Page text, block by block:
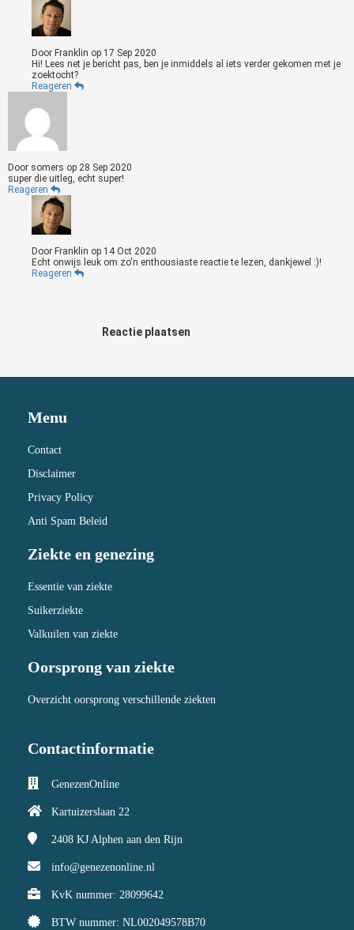
Door Franklin op 17 Sep 2020
Hi! Lees net je bericht pas, ben je inmiddels al iets verder gekomen met je
zoektocht?
Reageren
Door somers op 28 Sep 2020
super die uitleg, echt super!
Reageren
Door Franklin op 14 Oct 2020
Echt onwijs leuk om zo'n enthousiaste reactie te lezen, dankjewel :)!
Reageren
Reactie plaatsen
Menu
Contact
Disclaimer
Privacy Policy
Anti Spam Beleid
Ziekte en genezing
Essentie van ziekte
Suikerziekte
Valkuilen van ziekte
Oorsprong van ziekte
Overzicht oorsprong verschillende ziekten
Contactinformatie
GenezenOnline
Kartuizerslaan 22
2408 KJ Alphen aan den Rijn
info@genezenonline.nl
KvK nummer: 28099642
BTW nummer: NL002049578B70